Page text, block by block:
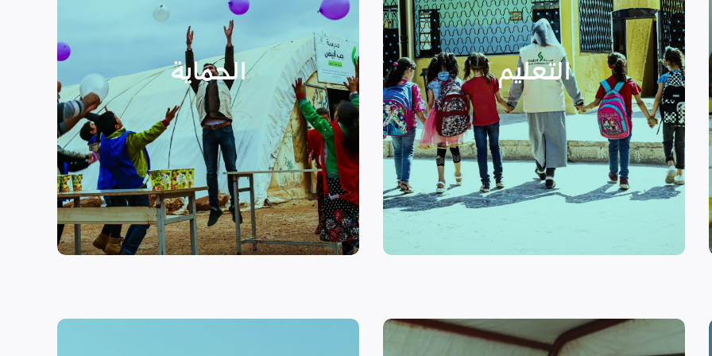
التعليم
التعليم
نهدف إلى توفير مناهج التعليم غير
الرسمي وبرامج التوعية التي
تستهدف الناشئين والأطفال مما
يساهم في تعزيز السلام و دعم
الأطفال المنقطعين عن العملية
التعليمية أو المتأخرين عن المراحل
الدراسية بسبب الصراع القائم.
الحماية
الأسر المهمشة والتي ترأسها إناث
عبر تعزيز المساعدة الإنسانية التي
تراعي الأمور الخاصة بالنوع
الاجتماعي “الجنساني” مع التركيز
على أهمية حماية الطفل وإنشاء
مراكز لبناء القدرات والتوعية
الصحية والنفسية.
اقرأ المزيد